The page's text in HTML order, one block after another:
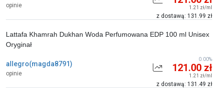
opinie 1.21 zł/ml
z dostawą: 131.99 zł
allegro(magda8791)
opinie
Lattafa Khamrah Dukhan Woda Perfumowana EDP 100 ml Unisex
Oryginał
121.00 zł
1.21 zł/ml
z dostawą: 131.49 zł
0.00%